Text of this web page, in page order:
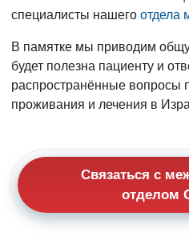
специалисты нашегоотдела
В памятке мы приводим
будет полезна пациенту и
распространённые вопросы
проживания и лечения в
Связаться с
отделом